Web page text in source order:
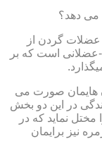
می دهد؟
گردن از
عضلانی است که بر
هایمان صورت می
در این دو بخش
نماید که در
نیز برایمان